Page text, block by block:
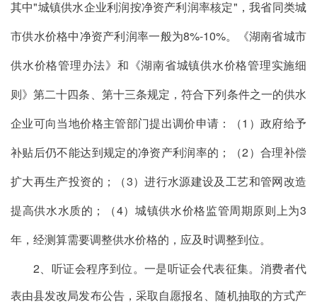
其中"城镇供水企业利润按净资产利润率核定" ，我省同类城
市供水价格中净资产利润率一般为8%-10%。《湖南省城市
供水价格管理办法》和《湖南省城镇供水价格管理实施细
则》第二十四条、第十三条规定，符合下列条件之一的供水
企业可向当地价格主管部门提出调价申请：（1 ）政府给予
补贴后仍不能达到规定的净资产利润率的；（2）合理补偿
扩大再生产投资的；（3）进行水源建设及工艺和管网改造
提高供水水质的；（4）城镇供水价格监管周期原则上为3
年，经测算需要调整供水价格的，应及时调整到位。
2 、听证会程序到位。一是听证会代表征集。消费者代
表由县发改局发布公告，采取自愿报名、随机抽取的方式产